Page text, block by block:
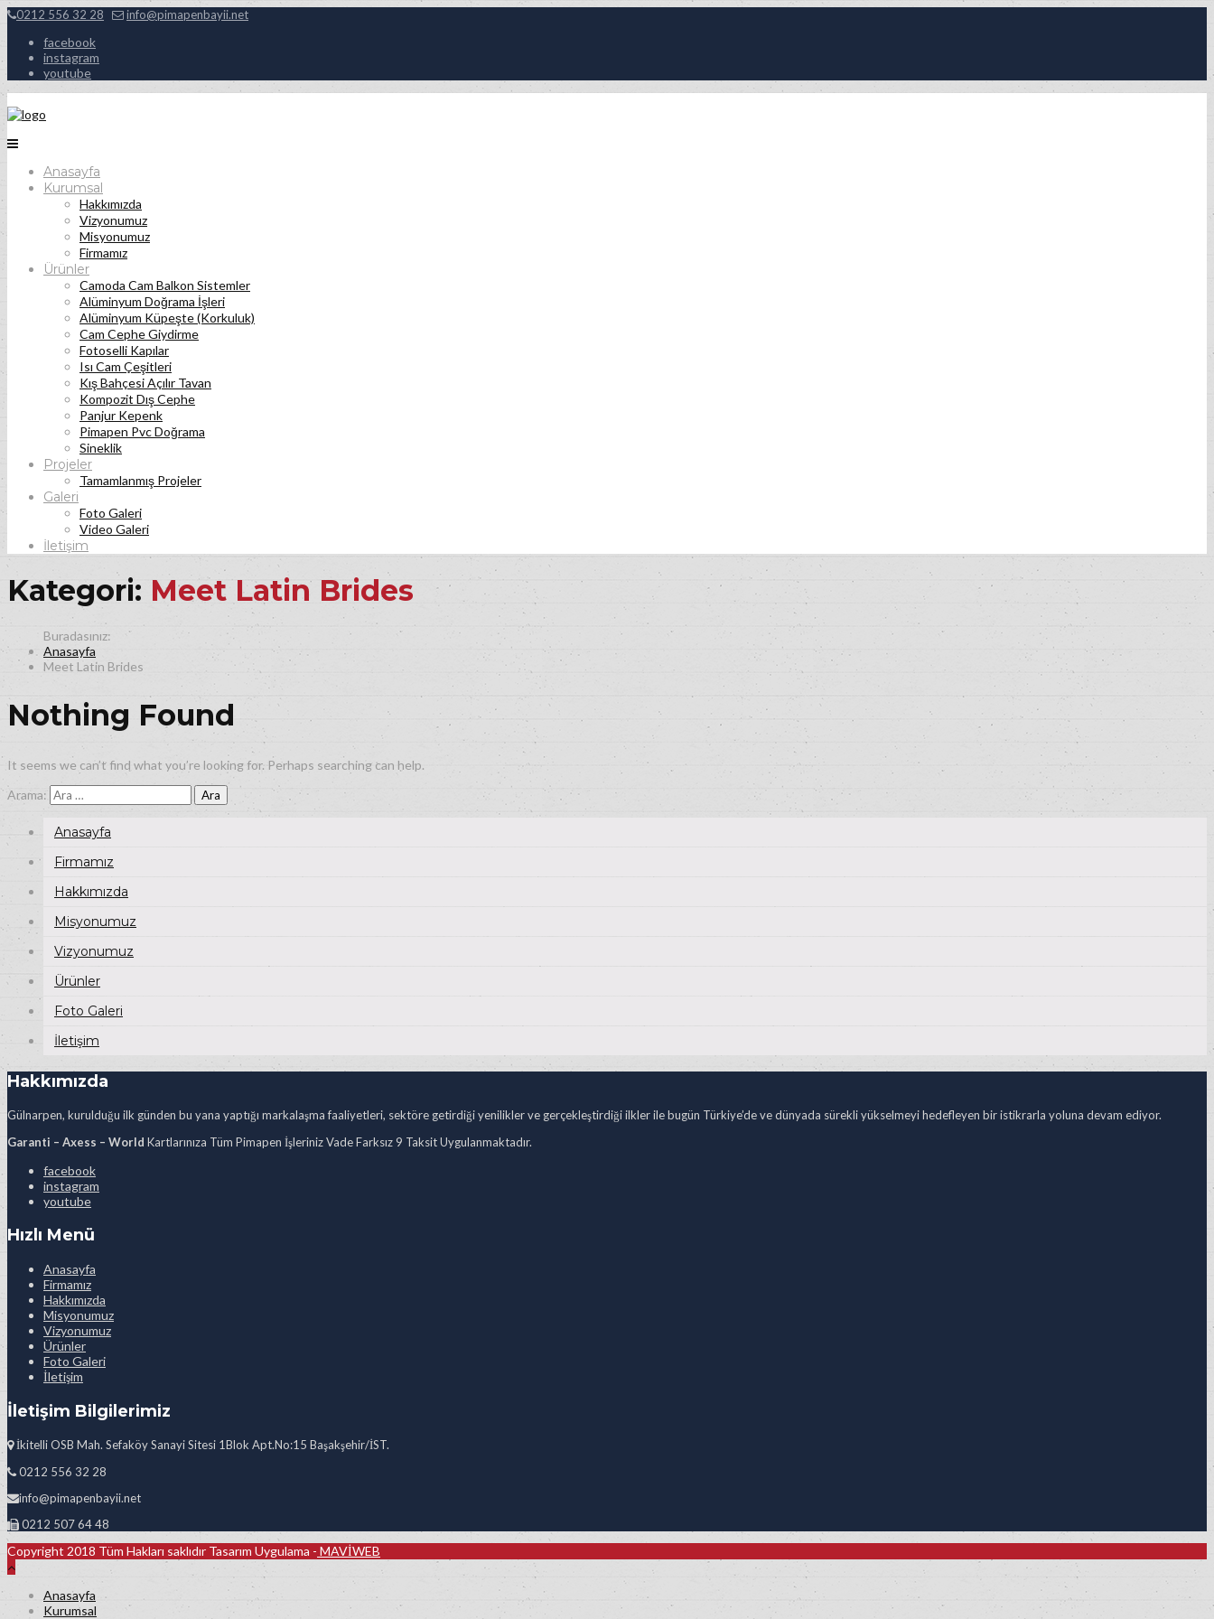
0212 556 32 28 info@pimapenbayii.net
facebook
instagram
youtube
Anasayfa
Kurumsal
Hakkımızda
Vizyonumuz
Misyonumuz
Firmamız
Ürünler
Camoda Cam Balkon Sistemler
Alüminyum Doğrama İşleri
Alüminyum Küpeşte (Korkuluk)
Cam Cephe Giydirme
Fotoselli Kapılar
Isı Cam Çeşitleri
Kış Bahçesi Açılır Tavan
Kompozit Dış Cephe
Panjur Kepenk
Pimapen Pvc Doğrama
Sineklik
Projeler
Tamamlanmış Projeler
Galeri
Foto Galeri
Video Galeri
İletişim
Kategori: Meet Latin Brides
Anasayfa
Meet Latin Brides
Nothing Found
It seems we can’t find what you’re looking for. Perhaps searching can help.
Arama:
Anasayfa
Firmamız
Hakkımızda
Misyonumuz
Vizyonumuz
Ürünler
Foto Galeri
İletişim
Hakkımızda
Gülnarpen, kurulduğu ilk günden bu yana yaptığı markalaşma faaliyetleri, sektöre getirdiği yenilikler ve gerçekleştirdiği ilkler ile bugün Türkiye’de ve dünyada sürekli yükselmeyi hedefleyen bir istikrarla yoluna devam ediyor.
Garanti – Axess – World Kartlarınıza Tüm Pimapen İşleriniz Vade Farksız 9 Taksit Uygulanmaktadır.
facebook
instagram
youtube
Hızlı Menü
Anasayfa
Firmamız
Hakkımızda
Misyonumuz
Vizyonumuz
Ürünler
Foto Galeri
İletişim
İletişim Bilgilerimiz
İkitelli OSB Mah. Sefaköy Sanayi Sitesi 1Blok Apt.No:15 Başakşehir/İST.
0212 556 32 28
info@pimapenbayii.net
0212 507 64 48
Copyright 2018 Tüm Hakları saklıdır Tasarım Uygulama - MAVİWEB
Anasayfa
Kurumsal